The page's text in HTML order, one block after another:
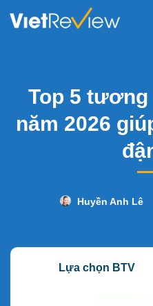
Top 5
năm 2026
Huyền Anh Lê
Lựa chọn BTV